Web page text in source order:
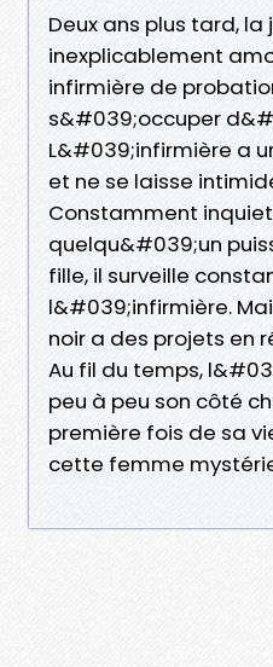
Deux ans plus tard,
inexplicablement
infirmière de
s&#039;occuper
L&#039;infirmière a
et ne se laisse
Constamment
quelqu&#039;un
fille, il surveille
l&#039;infirmière.
noir a des projets en
Au fil du temps,
peu à peu son côté
première fois de sa
cette femme